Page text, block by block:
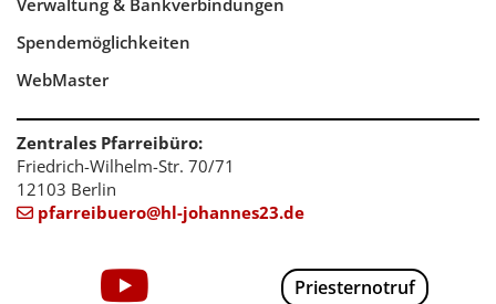
Spendemöglichkeiten
WebMaster
Zentrales Pfarreibüro:
Friedrich-Wilhelm-Str. 70/71
12103 Berlin
 pfarreibuero@hl-johannes23.de
Priesternotruf